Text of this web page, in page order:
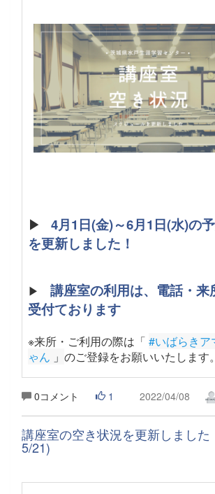
▶
4月1日(金)～6月1日(水)の
を更新しました！
▶ 講座室の利用は、電話・来
受付ております
※来所・ご利用の際は「 #いばらきア
ゃん 」 のご登録をお願いいたします。
0コメント 1 2022/04/08
講座室の空き状況を更新しました
5/21)